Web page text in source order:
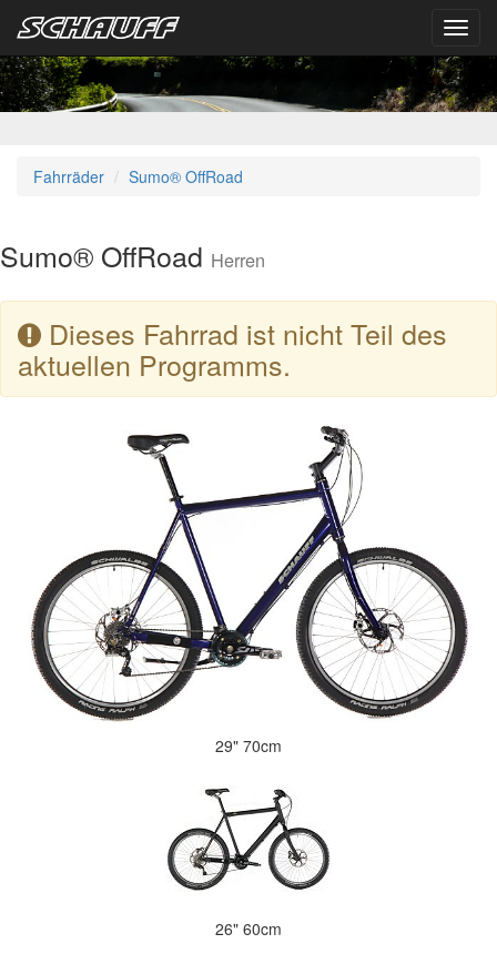
Fahrräder Sumo® OffRoad
Sumo® OffRoad Herren
Dieses Fahrrad ist nicht Teil des
aktuellen Programms.
29" 70cm
26" 60cm